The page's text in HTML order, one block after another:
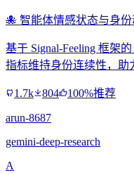
🐙 智能体情感状态与身
基于 Signal-Feeling 框架
指标维持身份连续性，助
1.7k 804 100%推荐
arun-8687
gemini-deep-research
A